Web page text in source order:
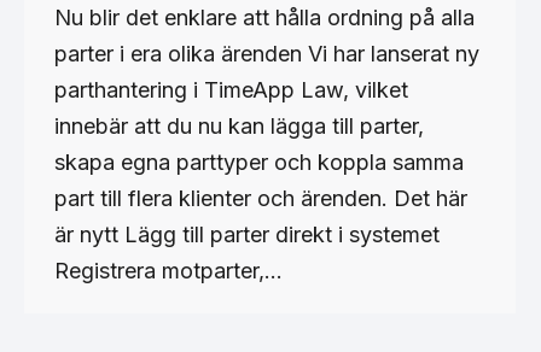
Nu blir det enklare att hålla ordning på alla
parter i era olika ärenden Vi har lanserat ny
parthantering i TimeApp Law, vilket
innebär att du nu kan lägga till parter,
skapa egna parttyper och koppla samma
part till flera klienter och ärenden. Det här
är nytt Lägg till parter direkt i systemet
Registrera motparter,…